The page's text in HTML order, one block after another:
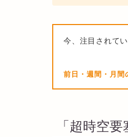
今、注目されて
前日・週間・月間
「超時空